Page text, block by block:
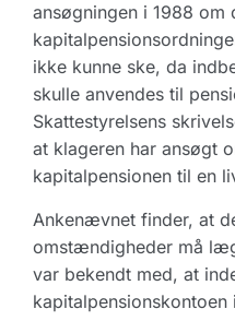
ansøgningen i 1988
ikke kunne ske, da
skulle anvendes til
Skattestyrelsens
at klageren har ansøgt
kapitalpensionen til en
Ankenævnet finder, at
omstændigheder må
var bekendt med, at